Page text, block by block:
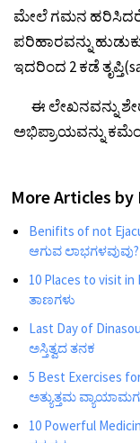
ಮೇಲೆ ಗಮನ ಹರಿಸಿದರೆ
ಪರಿಹಾರವನ್ನು
ಇದರಿಂದ 2 ಕಡೆ
ಈ ಲೇಖನವನ್ನು
ಅಭಿಪ್ರಾಯವನ್ನು
More Articles by
Benifits of not
ಆಗುವ ಲಾಭಗಳವುವು?
10 Places to visit
ತಾಣಗಳು
Last Day of
ಅಸ್ತಿತ್ವದ ತನಕ
5 Best Exercises
ಅತ್ಯುತ್ತಮ
10 Powerful